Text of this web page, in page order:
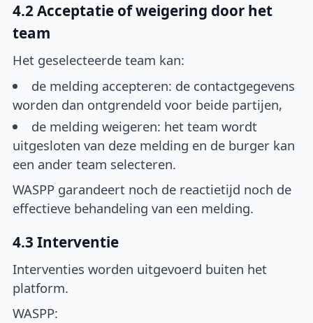
4.2 Acceptatie of weigering door het
team
Het geselecteerde team kan:
de melding accepteren: de contactgegevens
worden dan ontgrendeld voor beide partijen,
de melding weigeren: het team wordt
uitgesloten van deze melding en de burger kan
een ander team selecteren.
WASPP garandeert noch de reactietijd noch de
effectieve behandeling van een melding.
4.3 Interventie
Interventies worden uitgevoerd buiten het
platform.
WASPP: